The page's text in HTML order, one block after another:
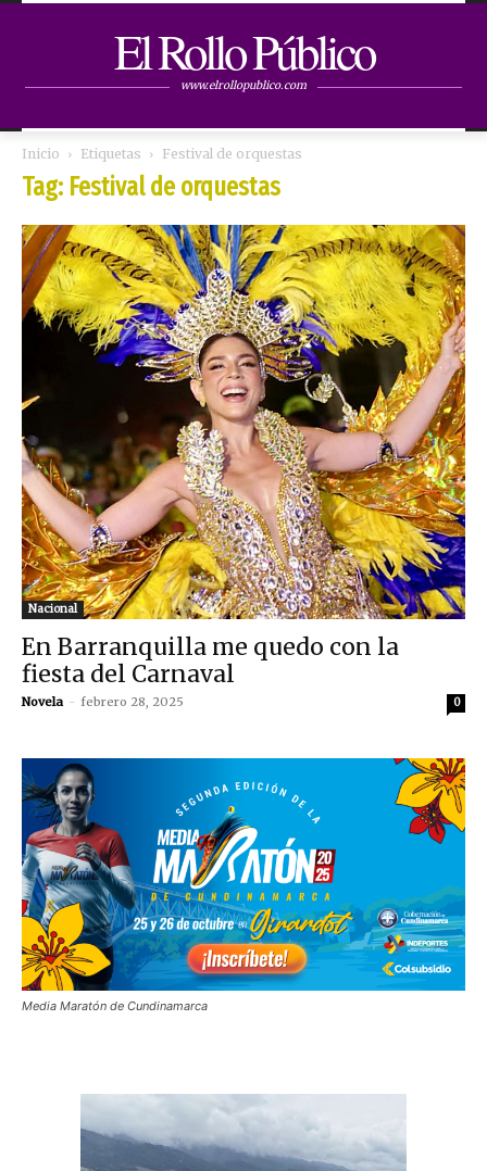
El Rollo Público
www.elrollopublico.com
Inicio Etiquetas Festival de orquestas
Tag: Festival de orquestas
Nacional
En Barranquilla me quedo con la
fiesta del Carnaval
Novela - febrero 28, 2025 0
Media Maratón de Cundinamarca